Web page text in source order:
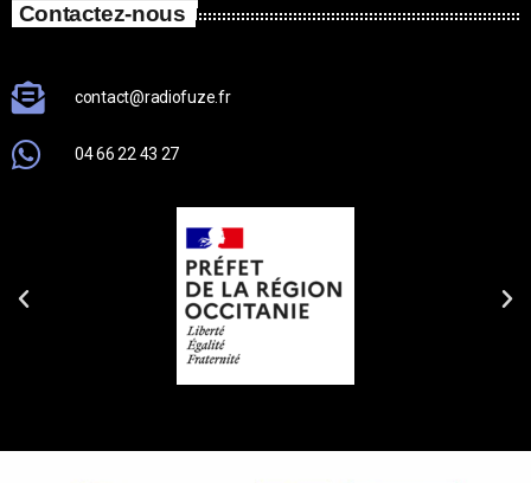
Contactez-nous
contact@radiofuze.fr
04 66 22 43 27